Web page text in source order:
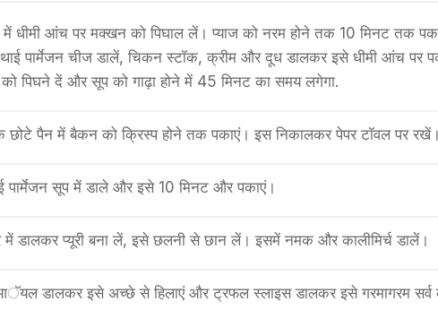
में धीमी आंच पर मक्खन को पिघाल लें। प्याज को नरम होने तक 10 मिनट तक
पार्मेजन चीज डालें, चिकन स्टॉक, क्रीम और दूध डालकर इसे धीमी आंच पर
को पिघने दें और सूप को गाढ़ा होने में 45 मिनट का समय लगेगा.
छोटे पैन में बैकन को क्रिस्प होने तक पकाएं। इस निकालकर पेपर टॉवल पर रखें।
पार्मेजन सूप में डाले और इसे 10 मिनट और पकाएं।
में डालकर प्यूरी बना लें, इसे छलनी से छान लें। इसमें नमक और कालीमिर्च डालें।
डालकर इसे अच्छे से हिलाएं और ट्रफल स्लाइस डालकर इसे गरमागरम सर्व